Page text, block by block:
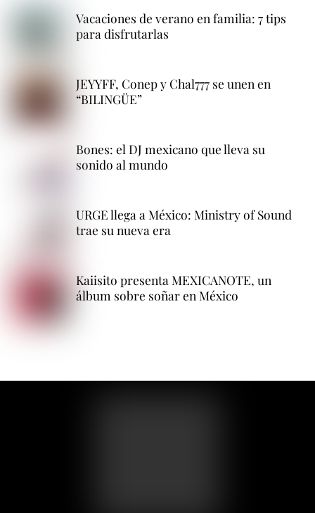
Vacaciones de verano en familia: 7 tips
para disfrutarlas
JEYYFF, Conep y Chal777 se unen en
“BILINGÜE”
Bones: el DJ mexicano que lleva su
sonido al mundo
URGE llega a México: Ministry of Sound
trae su nueva era
Kaiisito presenta MEXICANOTE, un
álbum sobre soñar en México